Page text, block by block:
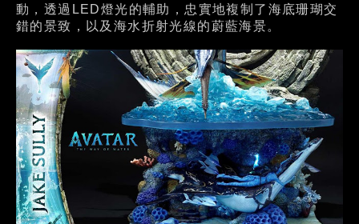
動，透過LED燈光的輔助，忠實地複制了海底珊瑚交
錯的景致，以及海水折射光線的蔚藍海景。